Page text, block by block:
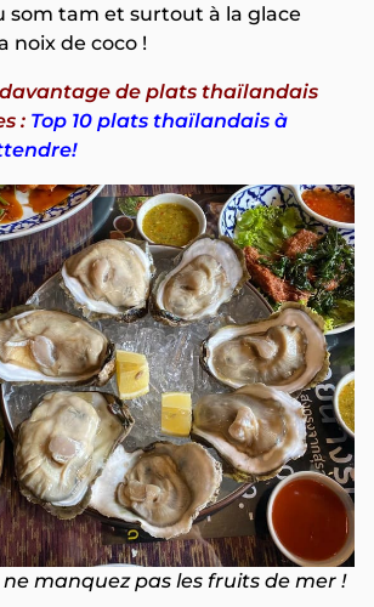
som tam et surtout à la glace
noix de coco !
davantage de plats thaïlandais
: Top 10 plats thaïlandais à
manquez pas les fruits de mer !